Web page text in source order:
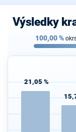
Výsledky
100,00%
21,05 %